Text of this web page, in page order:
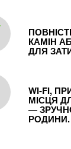
КАМІН
ДЛЯ
WI‑FI,
МІСЦЯ
—
РОДИНИ.